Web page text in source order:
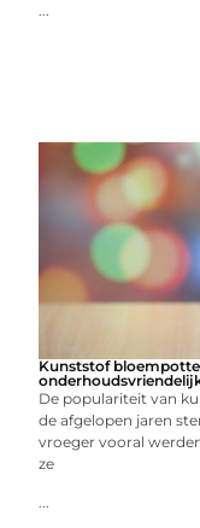
...
Kunststof
De populariteit van
de afgelopen jaren
vroeger vooral
ze
...